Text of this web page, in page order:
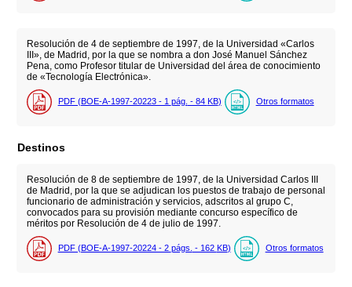
Resolución de 4 de septiembre de 1997, de la Universidad «Carlos
III», de Madrid, por la que se nombra a don José Manuel Sánchez
Pena, como Profesor titular de Universidad del área de conocimiento
de «Tecnología Electrónica».
PDF (BOE-A-1997-20223 - 1 pág. - 84 KB) Otros formatos
Destinos
Resolución de 8 de septiembre de 1997, de la Universidad Carlos III
de Madrid, por la que se adjudican los puestos de trabajo de personal
funcionario de administración y servicios, adscritos al grupo C,
convocados para su provisión mediante concurso específico de
méritos por Resolución de 4 de julio de 1997.
PDF (BOE-A-1997-20224 - 2 págs. - 162 KB) Otros formatos